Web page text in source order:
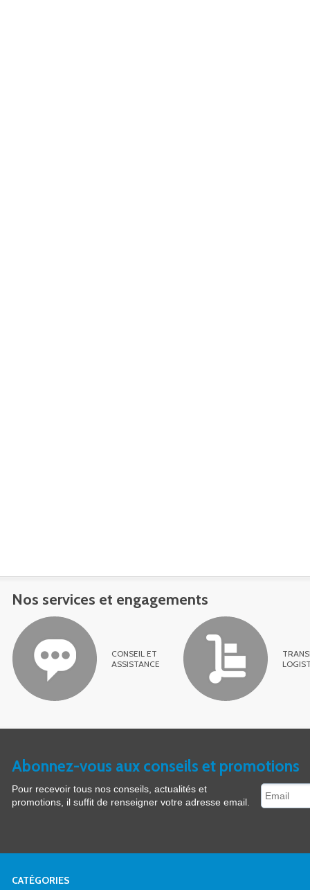
Nos services et engagements
CONSEIL ET
ASSISTANCE
Abonnez-vous aux conseils et promotions
Pour recevoir tous nos conseils, actualités et
promotions, il suffit de renseigner votre adresse email.
CATÉGORIES